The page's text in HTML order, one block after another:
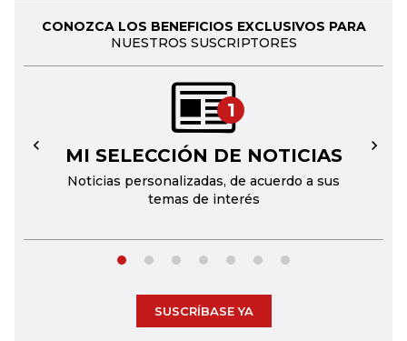
CONOZCA LOS BENEFICIOS EXCLUSIVOS PARA
NUESTROS SUSCRIPTORES
1
MI SELECCIÓN DE NOTICIAS
Noticias personalizadas, de acuerdo a sus
temas de interés
← →
SUSCRÍBASE YA